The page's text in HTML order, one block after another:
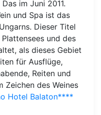
im Juni 2011.
und Spa ist das
Dieser Titel
und des
als dieses Gebiet
für Ausflüge,
Reiten und
Zeichen des Weines
Hotel Balaton****